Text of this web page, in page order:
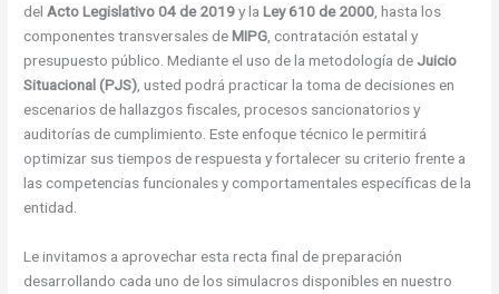
delActo Legislativo 04 de 2019y laLey 610 de 2000 , hasta los
componentes transversales deMIPG , contratación estatal y
presupuesto público. Mediante el uso de la metodología de Juicio
Situacional (PJS) , usted podrá practicar la toma de decisiones en
escenarios de hallazgos fiscales, procesos sancionatorios y
auditorías de cumplimiento. Este enfoque técnico le permitirá
optimizar sus tiempos de respuesta y fortalecer su criterio frente a
las competencias funcionales y comportamentales específicas de la
entidad.
Le invitamos a aprovechar esta recta final de preparación
desarrollando cada uno de los simulacros disponibles en nuestro